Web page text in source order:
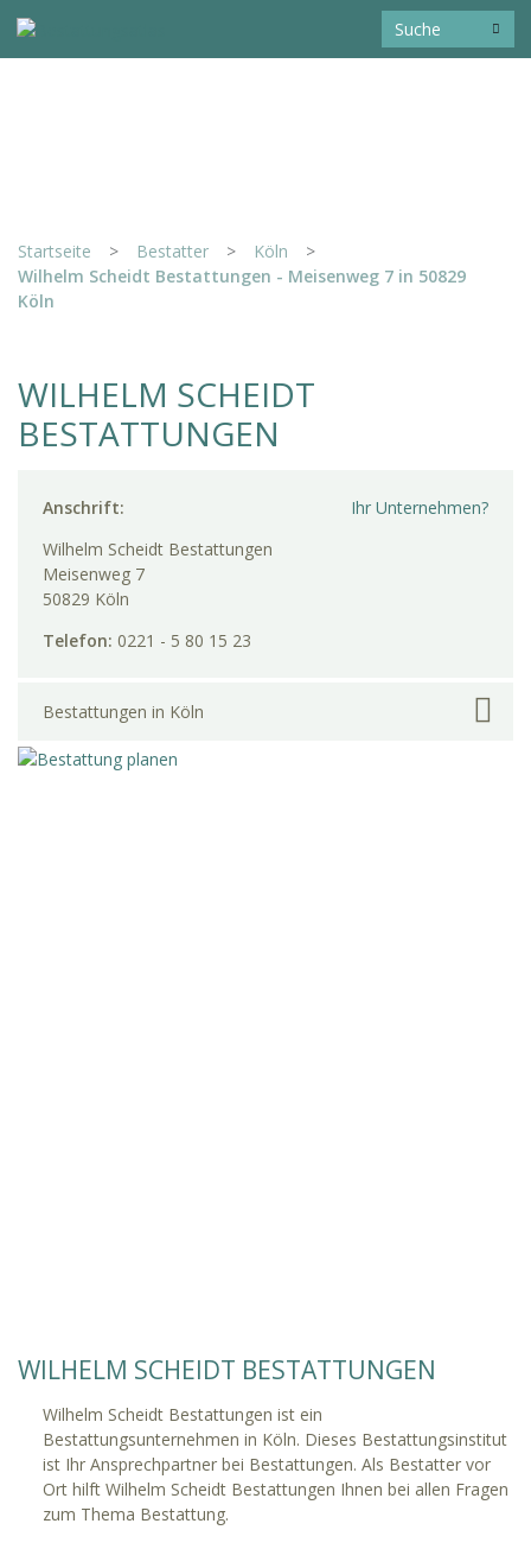
Startseite > Bestatter > Köln
>
Wilhelm Scheidt Bestattungen - Meisenweg 7 in 50829
Köln
WILHELM SCHEIDT
BESTATTUNGEN
Ihr Unternehmen?
Anschrift:
Wilhelm Scheidt Bestattungen
Meisenweg 7
50829 Köln
Telefon: 0221 - 5 80 15 23
Bestattungen in Köln
WILHELM SCHEIDT BESTATTUNGEN
Wilhelm Scheidt Bestattungen ist ein
Bestattungsunternehmen in Köln. Dieses Bestattungsinstitut
ist Ihr Ansprechpartner bei Bestattungen. Als Bestatter vor
Ort hilft Wilhelm Scheidt Bestattungen Ihnen bei allen Fragen
zum Thema Bestattung.